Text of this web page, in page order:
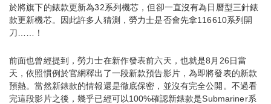
於將旗下的錶款更新為32系列機芯，但卻一直沒有為日曆型三針錶
款更新機芯。因此許多人猜測，勞力士是否會先拿116610系列開
刀……！
前面也曾經提到，勞力士在新作發表前六天，也就是8月26日當
天，依照慣例於官網釋出了一段新款預告影片，為即將發表的新款
預熱。當然新錶款的情報還是徹底保密，並沒有完全公開。不過看
完這段影片之後，幾乎已經可以100%確認新錶款是Submariner系